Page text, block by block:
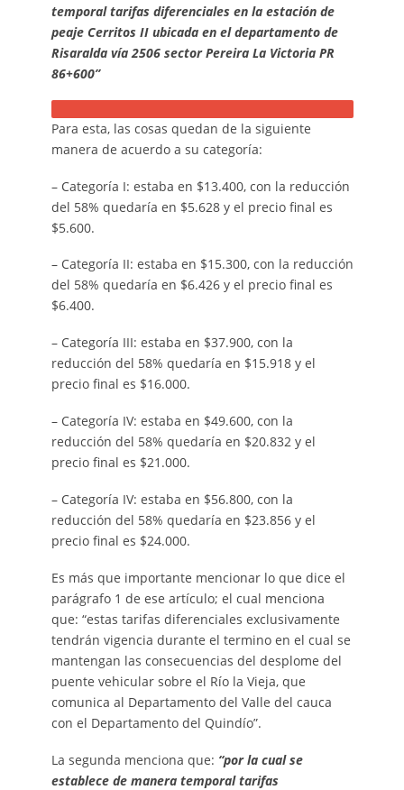
temporal tarifas diferenciales en la estación de
peaje Cerritos II ubicada en el departamento de
Risaralda vía 2506 sector Pereira La Victoria PR
86+600”
Para esta, las cosas quedan de la siguiente
manera de acuerdo a su categoría:
– Categoría I: estaba en $13.400, con la reducción
del 58% quedaría en $5.628 y el precio final es
$5.600.
– Categoría II: estaba en $15.300, con la reducción
del 58% quedaría en $6.426 y el precio final es
$6.400.
– Categoría III: estaba en $37.900, con la
reducción del 58% quedaría en $15.918 y el
precio final es $16.000.
– Categoría IV: estaba en $49.600, con la
reducción del 58% quedaría en $20.832 y el
precio final es $21.000.
– Categoría IV: estaba en $56.800, con la
reducción del 58% quedaría en $23.856 y el
precio final es $24.000.
Es más que importante mencionar lo que dice el
parágrafo 1 de ese artículo; el cual menciona
que: “estas tarifas diferenciales exclusivamente
tendrán vigencia durante el termino en el cual se
mantengan las consecuencias del desplome del
puente vehicular sobre el Río la Vieja, que
comunica al Departamento del Valle del cauca
con el Departamento del Quindío”.
La segunda menciona que: “por la cual se
establece de manera temporal tarifas